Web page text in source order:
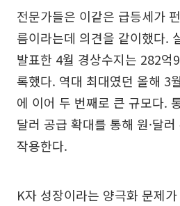
전문가들은 이같은 급등세가
름이라는데 의견을 같이했다.
발표한 4월 경상수지는 282억
록했다. 역대 최대였던 올해 3
에 이어 두 번째로 큰 규모다.
달러 공급 확대를 통해 원·달
작용한다.
K자 성장이라는 양극화 문제